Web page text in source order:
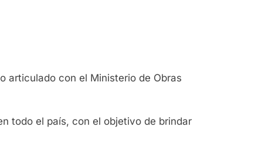
articulado con el Ministerio de Obras
todo el país, con el objetivo de brindar